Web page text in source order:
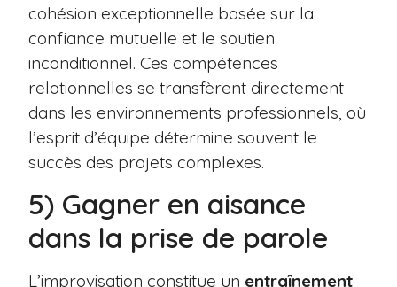
cohésion exceptionnelle basée sur la
confiance mutuelle et le soutien
inconditionnel. Ces compétences
relationnelles se transfèrent directement
dans les environnements professionnels, où
l’esprit d’équipe détermine souvent le
succès des projets complexes.
5) Gagner en aisance
dans la prise de parole
L’improvisation constitue un entraînement